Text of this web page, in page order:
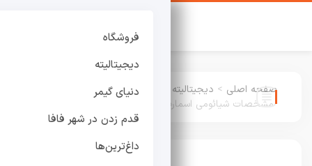
فروشگاه
دیجیتالیته
دنیای گیمر
قدم زدن در شهر فافا
داغ‌ترین‌ها
صفحه اصلی > دیجیتالیته
مشخصات شیائومی اسمارت بند ۱۰ پرو لو رفت!